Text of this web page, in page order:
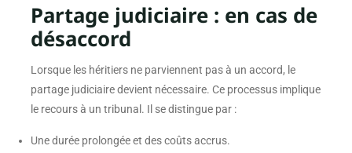
Partage judiciaire : en cas de
désaccord
Lorsque les héritiers ne parviennent pas à un accord, le
partage judiciaire devient nécessaire. Ce processus implique
le recours à un tribunal. Il se distingue par :
Une durée prolongée et des coûts accrus.